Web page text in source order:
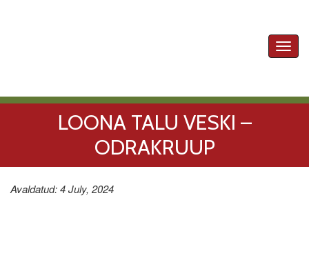
LOONA TALU VESKI –
ODRAKRUUP
Avaldatud: 4 July, 2024